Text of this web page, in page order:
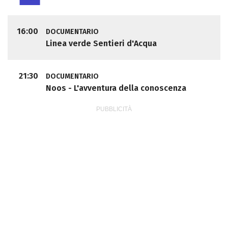
16:00 DOCUMENTARIO
Linea verde Sentieri d'Acqua
21:30 DOCUMENTARIO
Noos - L'avventura della conoscenza